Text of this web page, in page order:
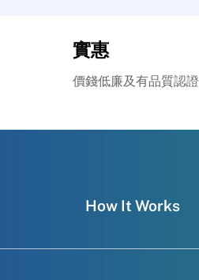
實惠
價錢低廉及有品質認證
How It Works